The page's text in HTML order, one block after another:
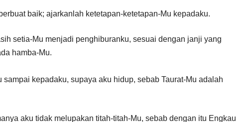
baik; ajarkanlah ketetapan-ketetapan-Mu kepadaku.
setia-Mu menjadi penghiburanku, sesuai dengan janji yang
hamba-Mu.
sampai kepadaku, supaya aku hidup, sebab Taurat-Mu adalah
aku tidak melupakan titah-titah-Mu, sebab dengan itu Engkau